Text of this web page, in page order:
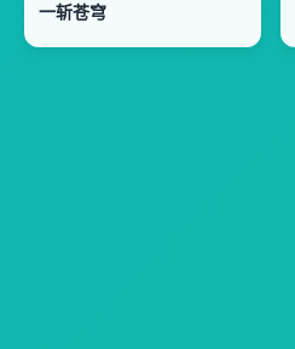
一斩苍穹